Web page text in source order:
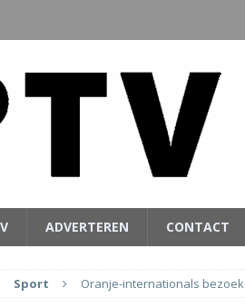
ADVERTEREN CONTACT
Sport Oranje-internationals